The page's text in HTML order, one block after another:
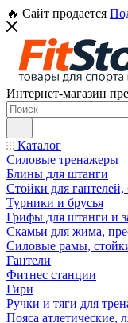
🔥 Сайт продается
Интернет-магазин
Каталог
Силовые тренажеры
Блины для штанги
Стойки для
Турники и брусья
Грифы для штанги и
Скамьи для жима,
Силовые рамы,
Гантели
Фитнес станции
Гири
Ручки и тяги для
Пояса атлетические,